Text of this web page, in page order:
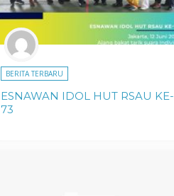
BERITA TERBARU
ESNAWAN IDOL HUT RSAU KE-
73